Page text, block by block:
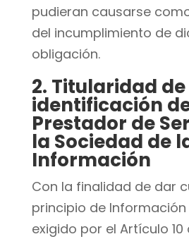
pudieran causarse
del incumplimiento de
obligación.
2. Titularidad
identificación
Prestador de
la Sociedad de
Información
Con la finalidad de dar
principio de
exigido por el Artículo 10